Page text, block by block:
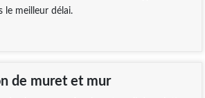
le meilleur délai.
de muret et mur